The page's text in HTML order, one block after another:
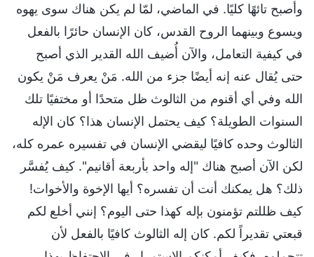
وأصبح تائهًا كليًا. في الماضي، لمّا لم يكن هناك سوى يهوه
ويسوع وبينهما الروح القدس، كان الإنسان حائرًا بالفعل
في كيفية التعامل، والآن أُضيف الله القدير الذي أصبح
حتى يُقال عنه إنه أيضًا جزء من الله. مَنْ يعرف مَنْ يكون
الله وفي أي أقنوم من الثالوث ظل متحدًا أو مختفيًا تلك
السنوات الطويلة؟ كيف يحتمل الإنسان هذا؟ كان الإله
الثالوث وحده كافيًا ليقضي الإنسان في تفسيره عمره كله،
لكن الآن أصبح هناك "إله واحد بأربعة أقانيم". كيف يُفسَّر
ذلك؟ هل يمكنك أنت أن تفسره؟ أيها الإخوة والأخوات!
كيف ظللتم تؤمنون بإله كهذا حتى اليوم؟ إنني أخلع لكم
قبعتي تقديراً لكم. كان إله الثالوث كافيًا بالفعل لأن